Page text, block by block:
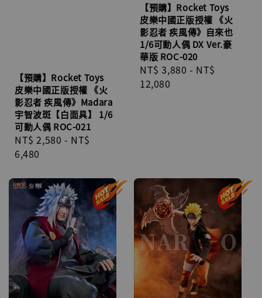
【預購】Rocket Toys
皮樂中國正版授權 《火
影忍者 疾風傳》Madara
宇智波斑【白面具】 1/6
可動人偶 ROC-021
Regular
price
NT$ 2,580 - NT$
6,480
【預購】Rocket Toys
皮樂中國正版授權 《火
影忍者 疾風傳》自來也
1/6可動人偶 DX Ver.豪
華版 ROC-020
Regular
price
NT$ 3,880 - NT$
12,080